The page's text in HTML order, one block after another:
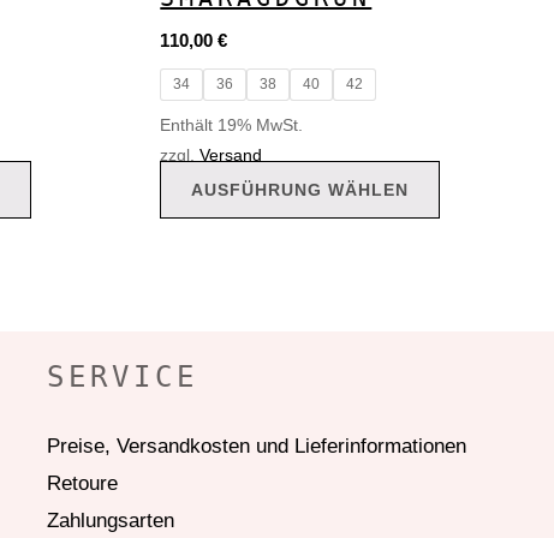
110,00€
34 36 38 40 42
Enthält 19% MwSt.
zzgl.Versand
AUSFÜHRUNG WÄHLEN
SERVICE
Preise, Versandkosten und Lieferinformationen
Retoure
Zahlungsarten